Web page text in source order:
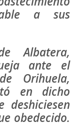
a sus
Albatera,
ante el
Orihuela,
en dicho
deshiciesen
obedecido.